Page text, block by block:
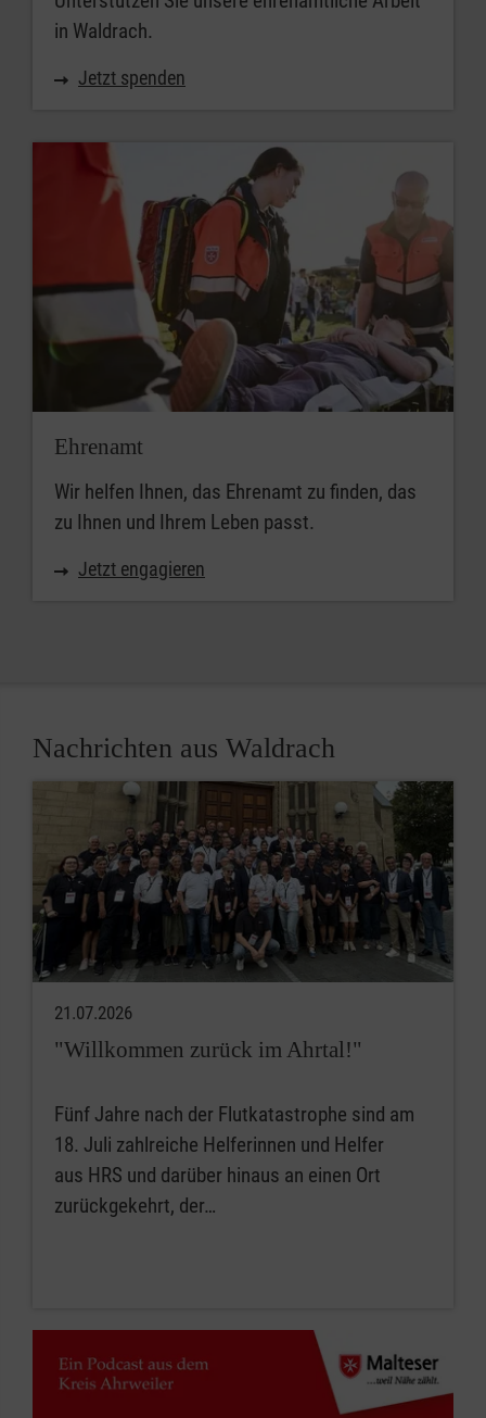
in Waldrach.
Jetzt spenden
Ehrenamt
Wir helfen Ihnen, das Ehrenamt zu finden, das
zu Ihnen und Ihrem Leben passt.
Jetzt engagieren
Nachrichten aus Waldrach
21.07.2026
"Willkommen zurück im Ahrtal!"
Fünf Jahre nach der Flutkatastrophe sind am
18. Juli zahlreiche Helferinnen und Helfer
aus HRS und darüber hinaus an einen Ort
zurückgekehrt, der…